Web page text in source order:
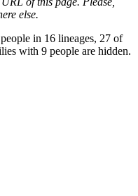
else.
in 16 lineages, 27 of
with 9 people are hidden.